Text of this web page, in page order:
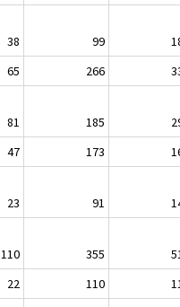
38 99
65 266
81 185
47 173
23 91
110 355
22 110